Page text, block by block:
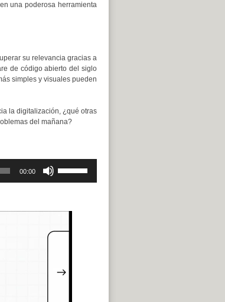
una poderosa herramienta
su relevancia gracias a
de código abierto del siglo
simples y visuales pueden
la digitalización, ¿qué otras
del mañana?
00:00
las
teclas
el